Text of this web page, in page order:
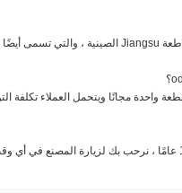
مجانًا ويتحمل العملاء تكلفة